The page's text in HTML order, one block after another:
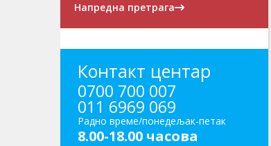
Напредна претрага
Контакт центар
0700 700 007
011 6969 069
Радно време/понедељак-петак
8.00-18.00 часова